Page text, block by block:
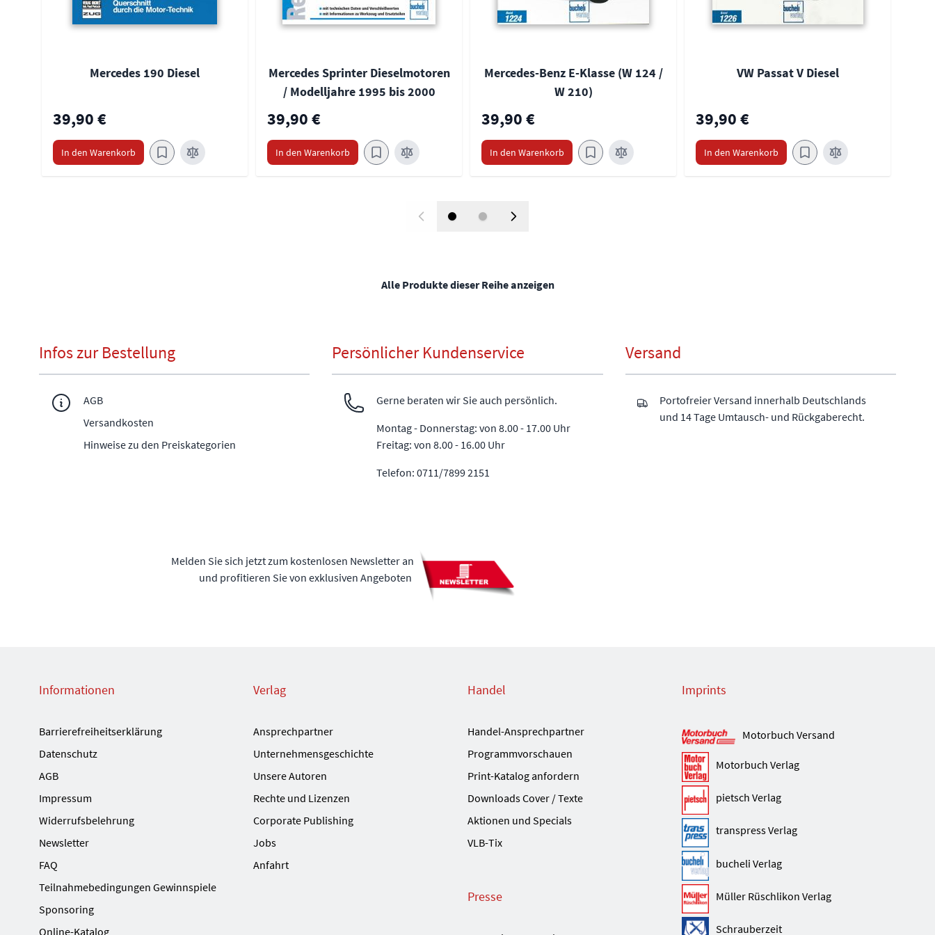
Mercedes 190 Diesel
39,90 €
In den Warenkorb
Mercedes Sprinter Dieselmotoren
/ Modelljahre 1995 bis 2000
39,90 €
In den Warenkorb
Mercedes-Benz E-Klasse (W 124 /
W 210)
39,90 €
In den Warenkorb
VW Passat V Diesel
39,90 €
In den Warenkorb
Alle Produkte dieser Reihe anzeigen
Infos zur Bestellung
AGB
Versandkosten
Hinweise zu den Preiskategorien
Persönlicher Kundenservice
Gerne beraten wir Sie auch persönlich.
Montag - Donnerstag: von 8.00 - 17.00 Uhr
Freitag: von 8.00 - 16.00 Uhr
Telefon: 0711/7899 2151
Versand
Portofreier Versand innerhalb Deutschlands
und 14 Tage Umtausch- und Rückgaberecht.
Melden Sie sich jetzt zum kostenlosen Newsletter an
und profitieren Sie von exklusiven Angeboten
Informationen
Barrierefreiheitserklärung
Datenschutz
AGB
Impressum
Widerrufsbelehrung
Newsletter
FAQ
Teilnahmebedingungen Gewinnspiele
Sponsoring
Online-Katalog
Verlag
Ansprechpartner
Unternehmensgeschichte
Unsere Autoren
Rechte und Lizenzen
Corporate Publishing
Jobs
Anfahrt
Handel
Handel-Ansprechpartner
Programmvorschauen
Print-Katalog anfordern
Downloads Cover / Texte
Aktionen und Specials
VLB-Tix
Presse
Imprints
Motorbuch Versand
Motorbuch Verlag
pietsch Verlag
transpress Verlag
bucheli Verlag
Müller Rüschlikon Verlag
Schrauberzeit